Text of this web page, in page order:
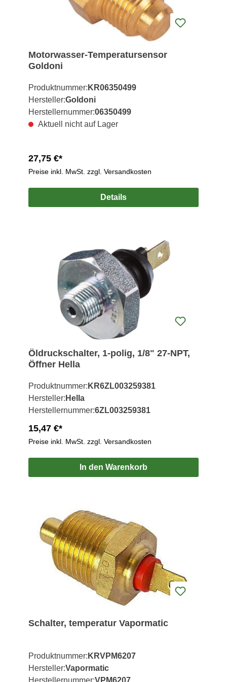
Motorwasser-Temperatursensor
Goldoni
Produktnummer: KR06350499
Hersteller:Goldoni
Herstellernummer:06350499
Aktuell nicht auf Lager
27,75 €*
Preise inkl. MwSt. zzgl. Versandkosten
Details
Öldruckschalter, 1-polig, 1/8" 27-NPT,
Öffner Hella
Produktnummer: KR6ZL003259381
Hersteller: Hella
Herstellernummer:6ZL003259381
15,47 €*
Preise inkl. MwSt. zzgl. Versandkosten
In den Warenkorb
Schalter, temperatur Vapormatic
Produktnummer: KRVPM6207
Hersteller:Vapormatic
Herstellernummer:VPM6207